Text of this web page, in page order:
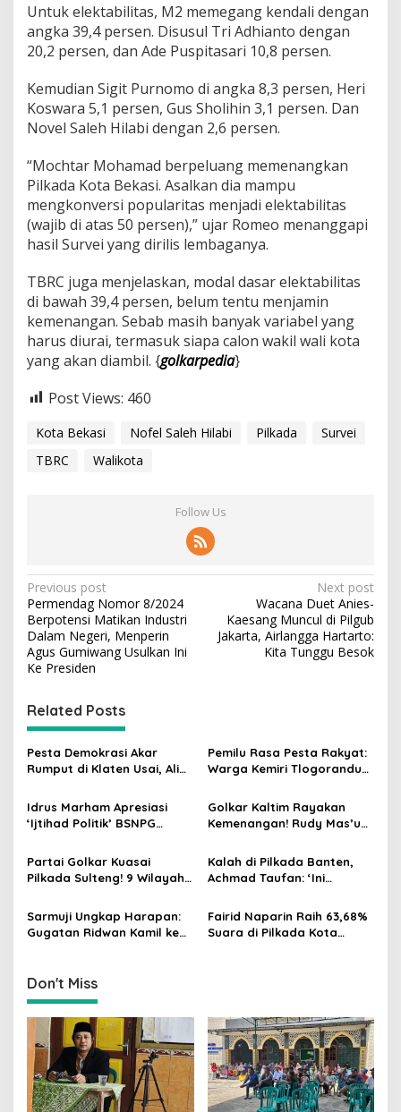
s
i
2
4
Untuk elektabilitas, M2 memegang kendali dengan
angka 39,4 persen. Disusul Tri Adhianto dengan
20,2 persen, dan Ade Puspitasari 10,8 persen.
Kemudian Sigit Purnomo di angka 8,3 persen, Heri
Koswara 5,1 persen, Gus Sholihin 3,1 persen. Dan
Novel Saleh Hilabi dengan 2,6 persen.
“Mochtar Mohamad berpeluang memenangkan
Pilkada Kota Bekasi. Asalkan dia mampu
mengkonversi popularitas menjadi elektabilitas
(wajib di atas 50 persen),” ujar Romeo menanggapi
hasil Survei yang dirilis lembaganya.
TBRC juga menjelaskan, modal dasar elektabilitas
di bawah 39,4 persen, belum tentu menjamin
kemenangan. Sebab masih banyak variabel yang
harus diurai, termasuk siapa calon wakil wali kota
yang akan diambil. {golkarpedia}
Post Views: 460
Kota Bekasi Nofel Saleh Hilabi Pilkada
Survei
TBRC
Walikota
Follow Us
P
o
s
t
a
v
i
a
i
n
Previous post
Permendag Nomor 8/2024
Berpotensi Matikan Industri
Dalam Negeri, Menperin
Agus Gumiwang Usulkan Ini
Ke Presiden
Next post
Wacana Duet Anies-
Kaesang Muncul di Pilgub
Jakarta, Airlangga Hartarto:
Kita Tunggu Besok
Related Posts
Pesta Demokrasi Akar
Rumput di Klaten Usai, Alim
Kursi Ketua RW 04 Kemiri
Pemilu Rasa Pesta Rakyat:
Warga Kemiri Tlogorandu
Demokratis, Rebutan Door
Prize Menarik!
Idrus Marham Apresiasi
‘Ijtihad Politik’ BSNPG
Agar Rakyat Jadi Aktor
Utama di Pemilu!
Golkar Kaltim Rayakan
Kemenangan! Rudy Mas’ud-
MK Tegaskan Hasil Pilgub
Partai Golkar Kuasai
Pilkada Sulteng! 9 Wilayah
Hanya 4
Kalah di Pilkada Banten,
Achmad Taufan: ‘Ini
Saatnya Strategi Bangkit
untuk 2029!
Sarmuji Ungkap Harapan:
Gugatan Ridwan Kamil ke
Fairid Naparin Raih 63,68%
Suara di Pilkada Kota
Don't Miss